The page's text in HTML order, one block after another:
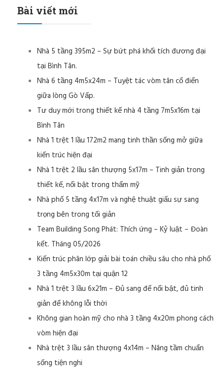
Bài viết mới
Nhà 5 tầng 395m2 – Sự bứt phá khối tích đương đại
tại Bình Tân.
Nhà 6 tầng 4m5x24m – Tuyệt tác vòm tân cổ điển
giữa lòng Gò Vấp.
Tư duy mới trong thiết kế nhà 4 tầng 7m5x16m tại
Bình Tân
Nhà 1 trệt 1 lầu 172m2 mang tinh thần sống mở giữa
kiến trúc hiện đại
Nhà 1 trệt 2 lầu sân thượng 5x17m – Tinh giản trong
thiết kế, nổi bật trong thẩm mỹ
Nhà phố 5 tầng 4x17m và nghệ thuật giấu sự sang
trọng bên trong tối giản
Team Building Song Phát: Thích ứng – Kỷ luật – Đoàn
kết. Tháng 05/2026
Kiến trúc phân lớp giải bài toán chiều sâu cho nhà phố
3 tầng 4m5x30m tại quận 12
Nhà 1 trệt 3 lầu 6x21m – Đủ sang để nổi bật, đủ tinh
giản để không lỗi thời
Không gian hoàn mỹ cho nhà 3 tầng 4x20m phong cách
vòm hiện đại
Nhà trệt 3 lầu sân thượng 4x14m – Nâng tầm chuẩn
sống tiện nghi